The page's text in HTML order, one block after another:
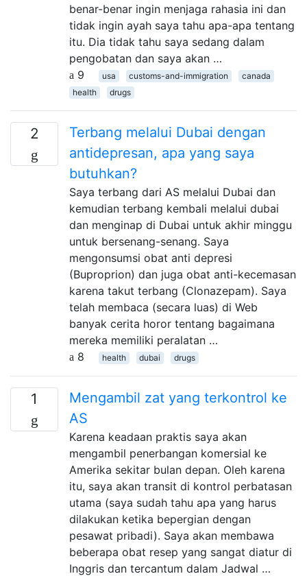
benar-benar ingin menjaga rahasia ini dan
tidak ingin ayah saya tahu apa-apa tentang
itu. Dia tidak tahu saya sedang dalam
pengobatan dan saya akan …
9
usa customs-and-immigration
canada
health
drugs
2
Terbang melalui Dubai dengan
antidepresan, apa yang saya
butuhkan?
Saya terbang dari AS melalui Dubai dan
kemudian terbang kembali melalui dubai
dan menginap di Dubai untuk akhir minggu
untuk bersenang-senang. Saya
mengonsumsi obat anti depresi
(Buproprion) dan juga obat anti-kecemasan
karena takut terbang (Clonazepam). Saya
telah membaca (secara luas) di Web
banyak cerita horor tentang bagaimana
mereka memiliki peralatan …
8
health dubai drugs
1
Mengambil zat yang terkontrol ke
AS
Karena keadaan praktis saya akan
mengambil penerbangan komersial ke
Amerika sekitar bulan depan. Oleh karena
itu, saya akan transit di kontrol perbatasan
utama (saya sudah tahu apa yang harus
dilakukan ketika bepergian dengan
pesawat pribadi). Saya akan membawa
beberapa obat resep yang sangat diatur di
Inggris dan tercantum dalam Jadwal …